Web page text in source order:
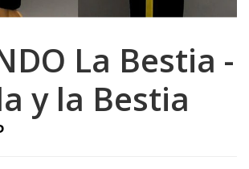
La Bestia -
y la Bestia